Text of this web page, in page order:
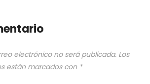
electrónico no será publicada. Los
están marcados con *